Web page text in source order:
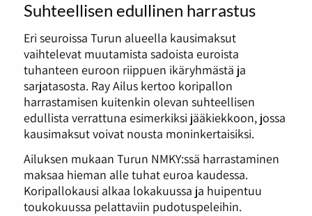
Suhteellisen edullinen harrastus
Eri seuroissa Turun alueella kausimaksut
vaihtelevat muutamista sadoista euroista
tuhanteen euroon riippuen ikäryhmästä ja
sarjatasosta. Ray Ailus kertoo koripallon
harrastamisen kuitenkin olevan suhteellisen
edullista verrattuna esimerkiksi jääkiekkoon, jossa
kausimaksut voivat nousta moninkertaisiksi.
Ailuksen mukaan Turun NMKY:ssä harrastaminen
maksaa hieman alle tuhat euroa kaudessa.
Koripallokausi alkaa lokakuussa ja huipentuu
toukokuussa pelattaviin pudotuspeleihin.